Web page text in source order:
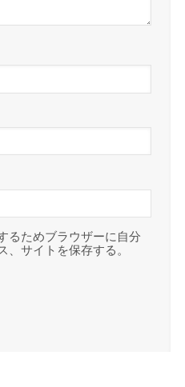
るためブラウザーに自分
、サイトを保存する。